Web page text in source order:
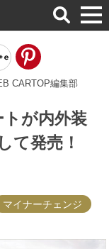
検
索
CARTOP編集部
が内外装
て発売！
マイナーチェンジ